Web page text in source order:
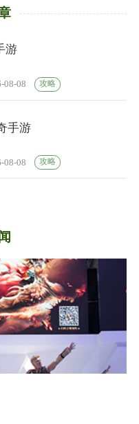
游
08-08 攻略
手游
08-08 攻略